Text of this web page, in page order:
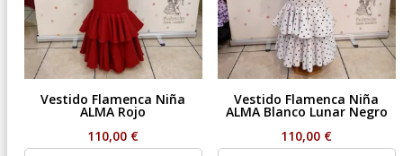
Vestido Flamenca Niña
ALMA Rojo
110,00 €
Vestido Flamenca Niña
ALMA Blanco Lunar Negro
110,00 €